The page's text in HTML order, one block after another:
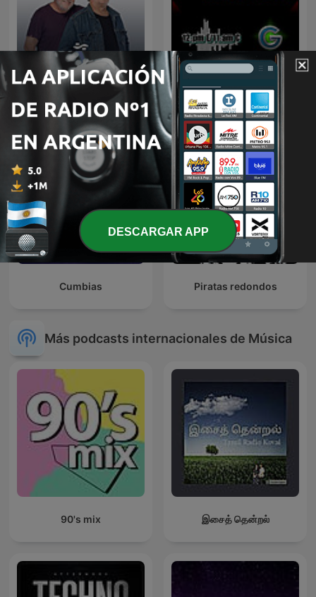
Mundo Disperso Más Cumbia
Cumbias Piratas redondos
Más podcasts internacionales de Música
90's mix இசைத் தென்றல்
DESCARGAR APP